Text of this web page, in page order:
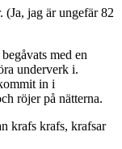
(Ja, jag är ungefär 82
med en
underverk i.
in i
röjer på nätterna.
krafs krafs, krafsar